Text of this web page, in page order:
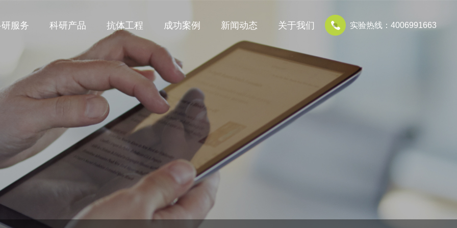
实验热线：4006991663
服务 科研产品 抗体工程 成功案例 新闻动态 关于我们